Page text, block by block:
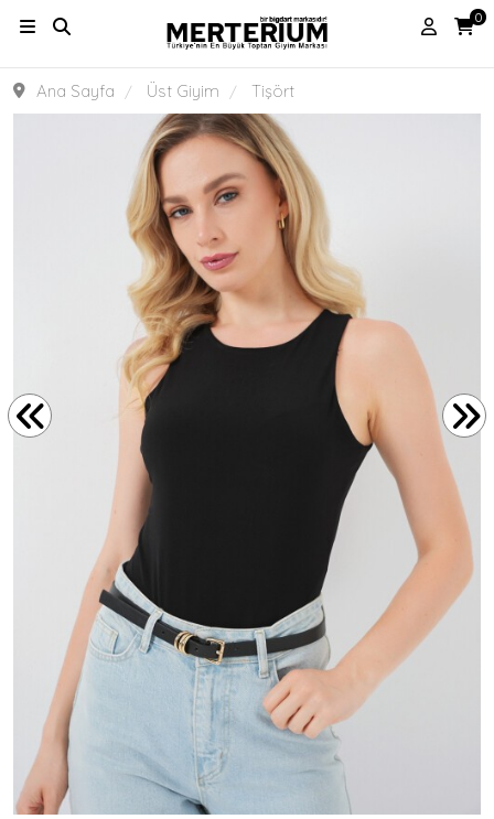
0
Ana Sayfa Üst Giyim Tişört